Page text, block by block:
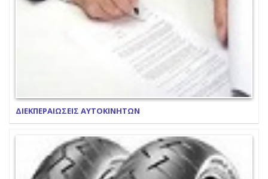
ΔΙΕΚΠΕΡΑΙΩΣΕΙΣ ΑΥΤΟΚΙΝΗΤΩΝ